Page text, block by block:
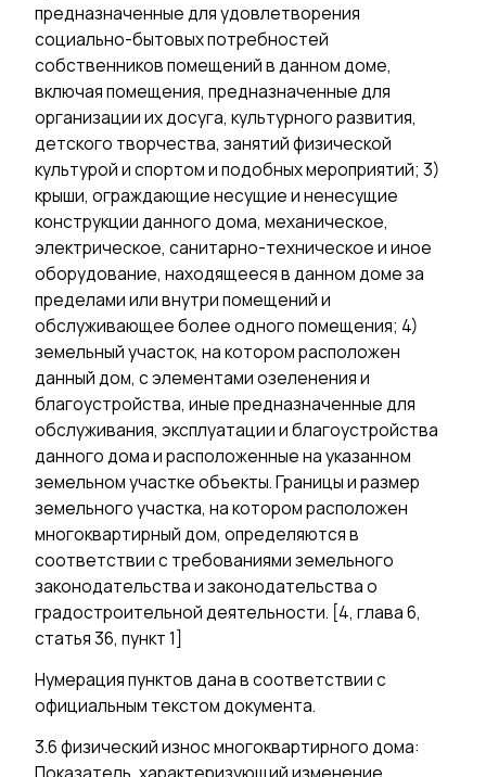
предназначенные для удовлетворения
социально-бытовых потребностей
собственников помещений в данном доме,
включая помещения, предназначенные для
организации их досуга, культурного развития,
детского творчества, занятий физической
культурой и спортом и подобных мероприятий; 3)
крыши, ограждающие несущие и ненесущие
конструкции данного дома, механическое,
электрическое, санитарно-техническое и иное
оборудование, находящееся в данном доме за
пределами или внутри помещений и
обслуживающее более одного помещения; 4)
земельный участок, на котором расположен
данный дом, с элементами озеленения и
благоустройства, иные предназначенные для
обслуживания, эксплуатации и благоустройства
данного дома и расположенные на указанном
земельном участке объекты. Границы и размер
земельного участка, на котором расположен
многоквартирный дом, определяются в
соответствии с требованиями земельного
законодательства и законодательства о
градостроительной деятельности. [4, глава 6,
статья 36, пункт 1]
Нумерация пунктов дана в соответствии с
официальным текстом документа.
3.6 физический износ многоквартирного дома: